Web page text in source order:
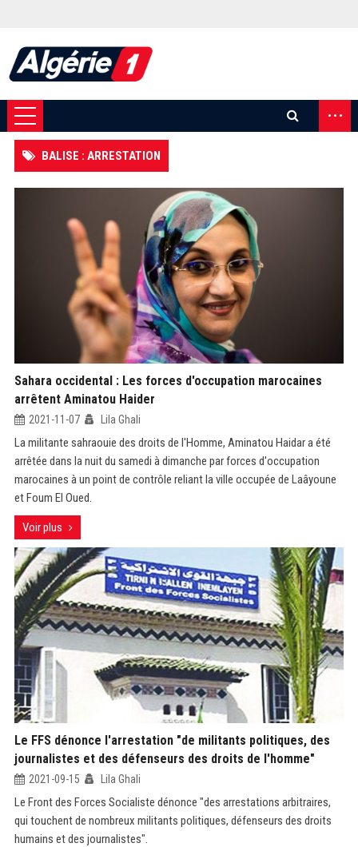
...
BALISE : ARRESTATION
Sahara occidental : Les forces d'occupation marocaines
arrêtent Aminatou Haider
2021-11-07 Lila Ghali
La militante sahraouie des droits de l'Homme, Aminatou Haidar a été
arrêtée dans la nuit du samedi à dimanche par forces d'occupation
marocaines à un point de contrôle reliant la ville occupée de Laâyoune
et Foum El Oued.
Voir plus
Le FFS dénonce l'arrestation "de militants politiques, des
journalistes et des défenseurs des droits de l'homme"
2021-09-15 Lila Ghali
Le Front des Forces Socialiste dénonce "des arrestations arbitraires,
qui touchent de nombreux militants politiques, défenseurs des droits
humains et des journalistes".